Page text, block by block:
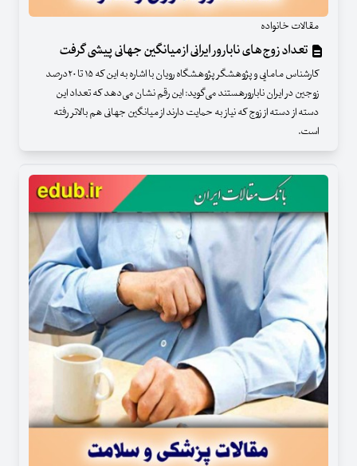
مقالات خانواده
تعداد زوج‌های نابارور ایرانی از میانگین جهانی پیشی گرفت
کارشناس مامایی و پژوهشگر پژوهشگاه رویان با اشاره به این که ۱۵ تا ۲۰درصد
زوجین در ایران نابارورهستند می‌گوید: این رقم نشان می‌دهد که تعداد این
دسته از دسته از زوج که نیاز به حمایت دارند از میانگین جهانی هم بالاتر رفته
است.